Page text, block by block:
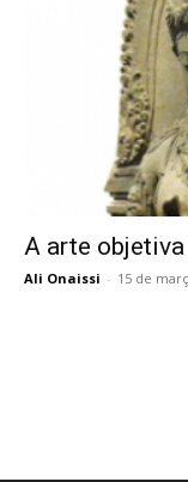
A arte
Ali Onaissi - 15 de